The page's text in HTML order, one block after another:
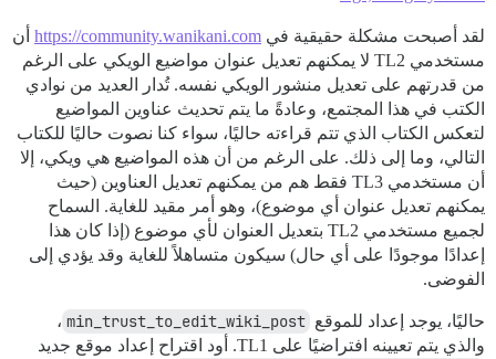
لقد أصبحت مشكلة حقيقية في https://community.wanikani.com أن
مستخدمي TL2 لا يمكنهم تعديل عنوان مواضيع الويكي على الرغم
من قدرتهم على تعديل منشور الويكي نفسه. تُدار العديد من نوادي
الكتب في هذا المجتمع، وعادةً ما يتم تحديث عناوين المواضيع
لتعكس الكتاب الذي تتم قراءته حاليًا، سواء كنا نصوت حاليًا للكتاب
التالي، وما إلى ذلك. على الرغم من أن هذه المواضيع هي ويكي، إلا
أن مستخدمي TL3 فقط هم من يمكنهم تعديل العناوين (حيث
يمكنهم تعديل عنوان أي موضوع)، وهو أمر مقيد للغاية. السماح
لجميع مستخدمي TL2 بتعديل العنوان لأي موضوع (إذا كان هذا
إعدادًا موجودًا على أي حال) سيكون متساهلاً للغاية وقد يؤدي إلى
الفوضى.
حاليًا، يوجد إعداد للموقع min_trust_to_edit_wiki_post ،
والذي يتم تعيينه افتراضيًا على TL1. أود اقتراح إعداد موقع جديد